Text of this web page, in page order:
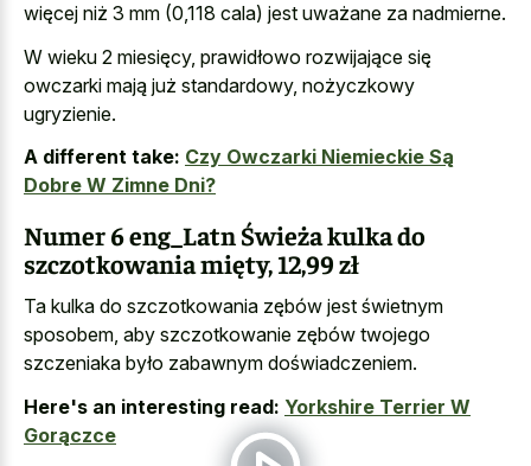
więcej niż 3 mm (0,118 cala) jest uważane za nadmierne.
W wieku 2 miesięcy, prawidłowo rozwijające się
owczarki mają już standardowy, nożyczkowy
ugryzienie.
A different take: Czy Owczarki Niemieckie Są
Dobre W Zimne Dni?
Numer 6 eng_Latn Świeża kulka do
szczotkowania mięty, 12,99 zł
Ta kulka do szczotkowania zębów jest świetnym
sposobem, aby szczotkowanie zębów twojego
szczeniaka było zabawnym doświadczeniem.
Here's an interesting read: Yorkshire Terrier W
Gorączce